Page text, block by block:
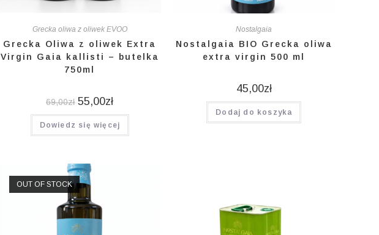
Grecka oliwa z oliwek EVOO
Grecka Oliwa z oliwek Extra
Virgin Gaia kallisti – butelka
750ml
69,00zł 55,00zł
Dowiedz się więcej
Nostalgaia
Nostalgaia BIO Grecka oliwa
extra virgin 500 ml
45,00zł
Dodaj do koszyka
OUT OF STOCK